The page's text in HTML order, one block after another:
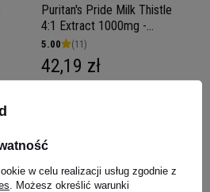
Puritan's Pride Milk Thistle
4:1 Extract 1000mg -
90softgels
5.00 (11)
42,19 zł
w celu realizacji usług zgodnie z
. Możesz określić warunki